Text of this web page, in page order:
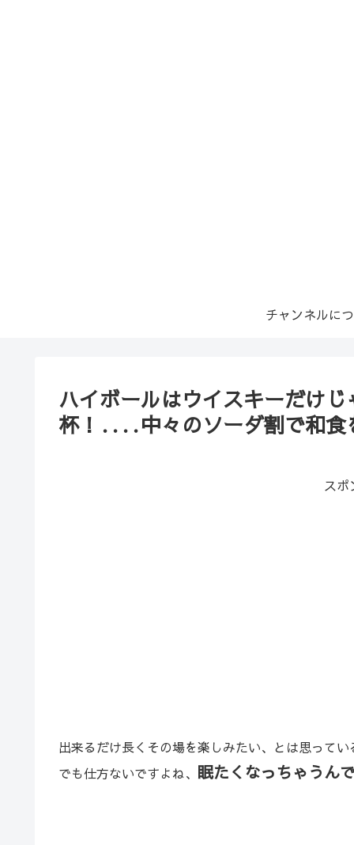
チャンネルに
ハイボールはウイスキーだけ
杯！‥‥中々のソーダ割で和食
スポ
出来るだけ長くその場を楽しみたい、とは思ってい
でも仕方ないですよね、 眠たくなっちゃうん